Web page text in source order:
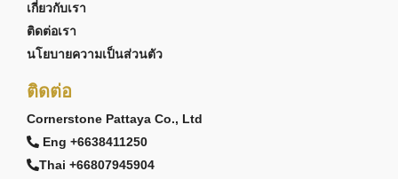
เกี่ยวกับเรา
ติดต่อเรา
นโยบายความเป็นส่วนตัว
ติดต่อ
Cornerstone Pattaya Co., Ltd
Eng +6638411250
Thai +66807945904